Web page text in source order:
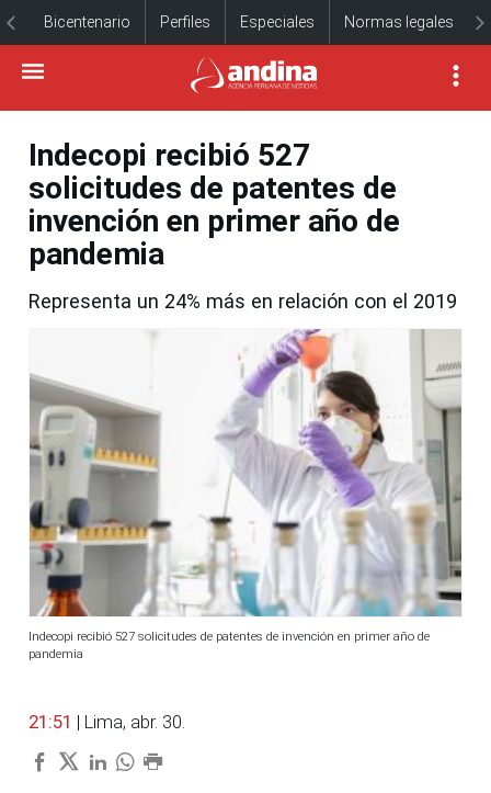
Bicentenario Perfiles Especiales Normas legales
Indecopi recibió 527
solicitudes de patentes de
invención en primer año de
pandemia
Representa un 24% más en relación con el 2019
Indecopi recibió 527 solicitudes de patentes de invención en primer año de
pandemia
21:51 | Lima, abr. 30.